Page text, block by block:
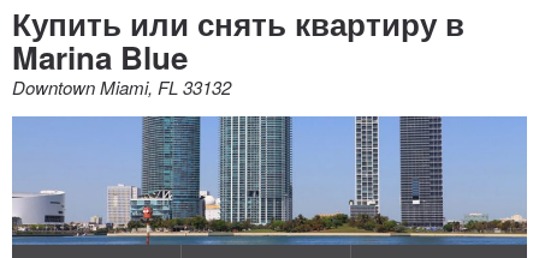
Купить или снять квартиру в
Marina Blue
Downtown Miami, FL 33132